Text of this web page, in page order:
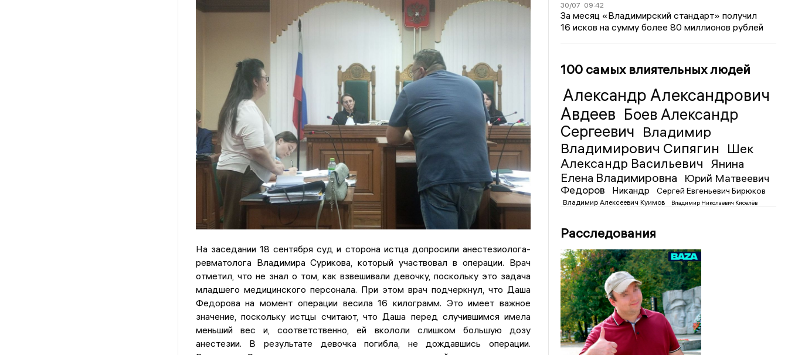
На заседании 18 сентября суд и сторона истца допросили анестезиолога-
ревматолога Владимира Сурикова, который участвовал в операции. Врач
отметил, что не знал о том, как взвешивали девочку, поскольку это задача
младшего медицинского персонала. При этом врач подчеркнул, что Даша
Федорова на момент операции весила 16 килограмм. Это имеет важное
значение, поскольку истцы считают, что Даша перед случившимся имела
меньший вес и, соответственно, ей вкололи слишком большую дозу
анестезии. В результате девочка погибла, не дождавшись операции.
30/07 09:42
За месяц «Владимирский стандарт» получил
16 исков на сумму более 80 миллионов рублей
100 самых влиятельных людей
Александр Александрович
Авдеев Боев Александр
Сергеевич Владимир
Владимирович Сипягин Шек
Александр Васильевич
Янина
Елена Владимировна
Юрий Матвеевич
Федоров
Никандр Сергей Евгеньевич Бирюков
Владимир Алексеевич Куимов Владимир Николаевич Киселёв
Расследования